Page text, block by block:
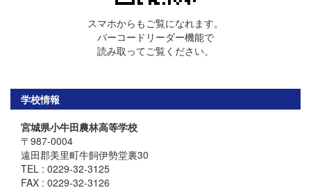
スマホからもご覧になれます。
バーコードリーダー機能で
読み取ってご覧ください。
学校情報
宮城県小牛田農林高等学校
〒987-0004
遠田郡美里町牛飼伊勢堂裏30
TEL : 0229-32-3125
FAX : 0229-32-3126